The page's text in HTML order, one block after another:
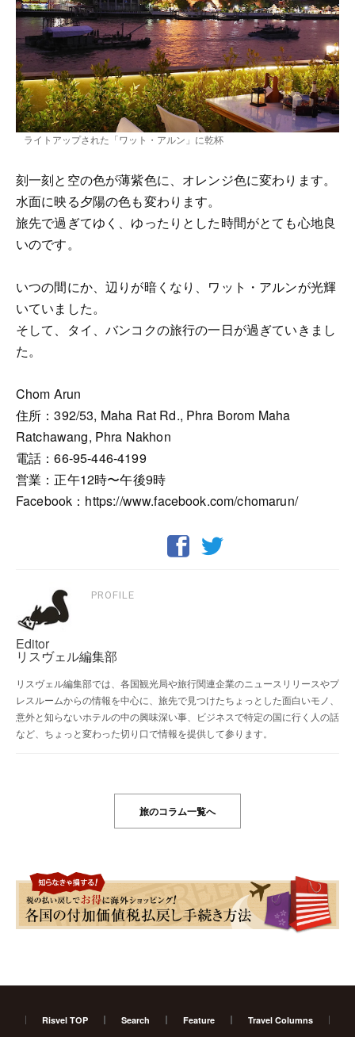
ライトアップされた「ワット・アルン」に乾杯
刻一刻と空の色が薄紫色に、オレンジ色に変わります。
水面に映る夕陽の色も変わります。
旅先で過ぎてゆく、ゆったりとした時間がとても心地良
いのです。
いつの間にか、辺りが暗くなり、ワット・アルンが光輝
いていました。
そして、タイ、バンコクの旅行の一日が過ぎていきまし
た。
Chom Arun
住所：392/53, Maha Rat Rd., Phra Borom Maha
Ratchawang, Phra Nakhon
電話：66-95-446-4199
営業：正午12時〜午後9時
Facebook：https://www.facebook.com/chomarun/
PROFILE
Editor
リスヴェル編集部
リスヴェル編集部では、各国観光局や旅行関連企業のニュースリリースやプ
レスルームからの情報を中心に、旅先で見つけたちょっとした面白いモノ、
意外と知らないホテルの中の興味深い事、ビジネスで特定の国に行く人の話
など、ちょっと変わった切り口で情報を提供して参ります。
旅のコラム一覧へ
Risvel TOP Search Feature Travel Columns